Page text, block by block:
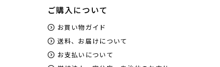
ご購入について
お買い物ガイド
送料、お届けについて
お支払いについて